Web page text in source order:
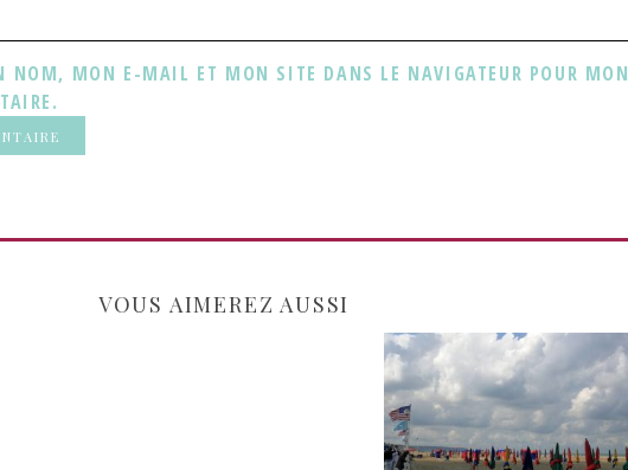
NOM, MON E-MAIL ET MON SITE DANS LE NAVIGATEUR POUR MON
VOUS AIMEREZ AUSSI